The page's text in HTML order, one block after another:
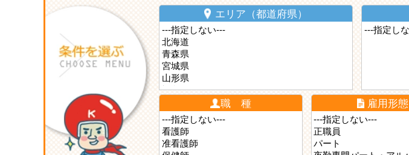
エリア（都道府県）
職 種 雇用形態